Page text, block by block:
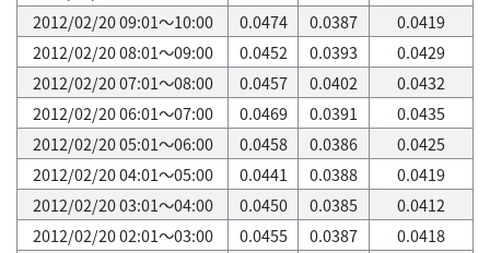
2012/02/20 09:01～10:00
0.0474 0.0387
0.0419
2012/02/20 08:01～09:00
0.0452 0.0393
0.0429
2012/02/20 07:01～08:00
0.0457 0.0402
0.0432
2012/02/20 06:01～07:00
0.0469 0.0391
0.0435
2012/02/20 05:01～06:00
0.0458 0.0386
0.0425
2012/02/20 04:01～05:00
0.0441 0.0388
0.0419
2012/02/20 03:01～04:00
0.0450 0.0385
0.0412
2012/02/20 02:01～03:00
0.0455 0.0387
0.0418